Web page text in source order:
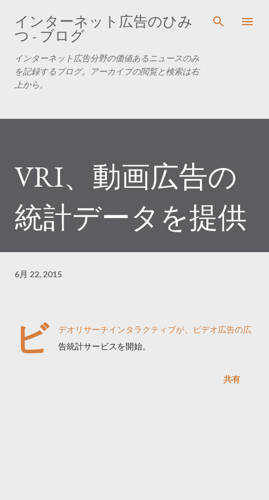
スキップしてメイン コンテンツに移動
インターネット広告のひみ
つ - ブログ
インターネット広告分野の価値あるニュースのみ
を記録するブログ。アーカイブの閲覧と検索は右
上から。
VRI、動画広告の
統計データを提供
6月 22, 2015
ビ
デオリサーチインタラクティブが、ビデオ広告の広
告統計サービスを開始。
共有